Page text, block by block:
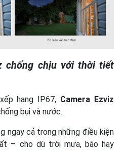
chống chịu với thời tiết
hạng IP67, Camera Ezviz
bụi và nước.
ngay cả trong những điều kiện
– cho dù trời mưa, bão hay